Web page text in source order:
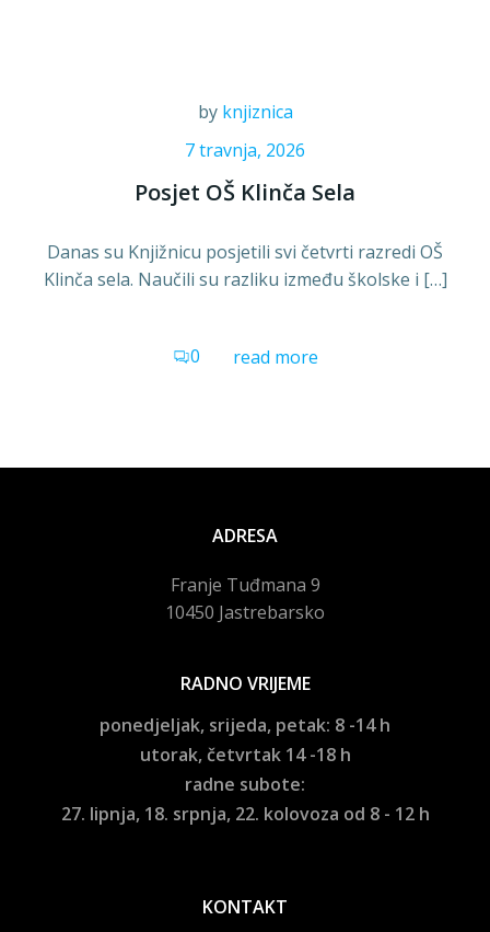
by knjiznica
7 travnja, 2026
Posjet OŠ Klinča Sela
Danas su Knjižnicu posjetili svi četvrti razredi OŠ
Klinča sela. Naučili su razliku između školske i […]
0 read more
ADRESA
Franje Tuđmana 9
10450 Jastrebarsko
RADNO VRIJEME
ponedjeljak, srijeda, petak: 8 -14 h
utorak, četvrtak 14 -18 h
radne subote:
27. lipnja, 18. srpnja, 22. kolovoza od 8 - 12 h
KONTAKT